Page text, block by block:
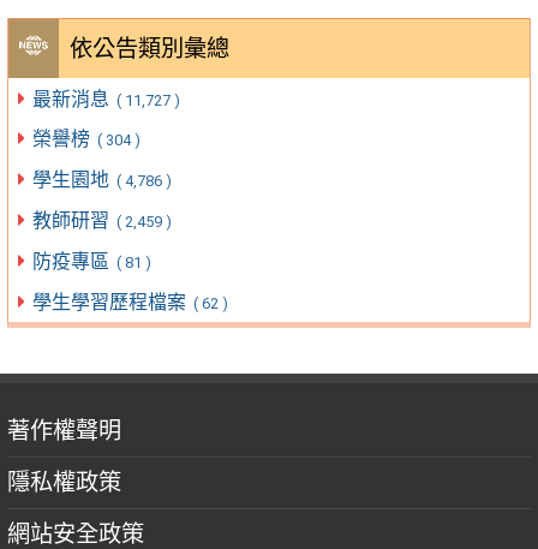
依公告類別彙總
最新消息 ( 11,727 )
榮譽榜 ( 304 )
學生園地 ( 4,786 )
教師研習 ( 2,459 )
防疫專區 ( 81 )
學生學習歷程檔案 ( 62 )
著作權聲明
隱私權政策
網站安全政策